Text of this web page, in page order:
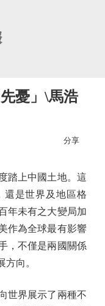
憂」\馬浩
分享
上中國土地。這
還是世界及地區格
年未有之大變局加
作為全球最有影響
，不僅是兩國關係
向。
界展示了兩種不